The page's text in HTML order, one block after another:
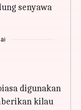
senyawa
digunakan
kilau